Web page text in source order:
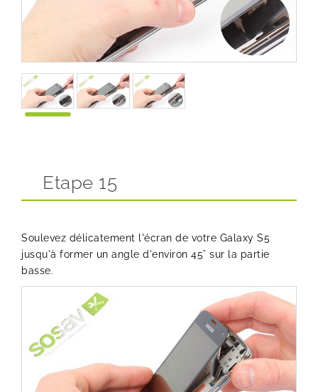
Etape 15
Soulevez délicatement l'écran de votre Galaxy S5
jusqu'à former un angle d'environ 45° sur la partie
basse.